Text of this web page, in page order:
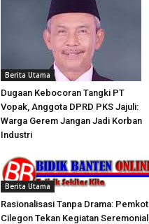
Berita Utama
Dugaan Kebocoran Tangki PT
Vopak, Anggota DPRD PKS Jajuli:
Warga Gerem Jangan Jadi Korban
Industri
Berita Utama
Rasionalisasi Tanpa Drama: Pemkot
Cilegon Tekan Kegiatan Seremonial,